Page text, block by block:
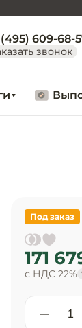
(495) 609-68-
звонок
171
с НДС 22%
Под заказ